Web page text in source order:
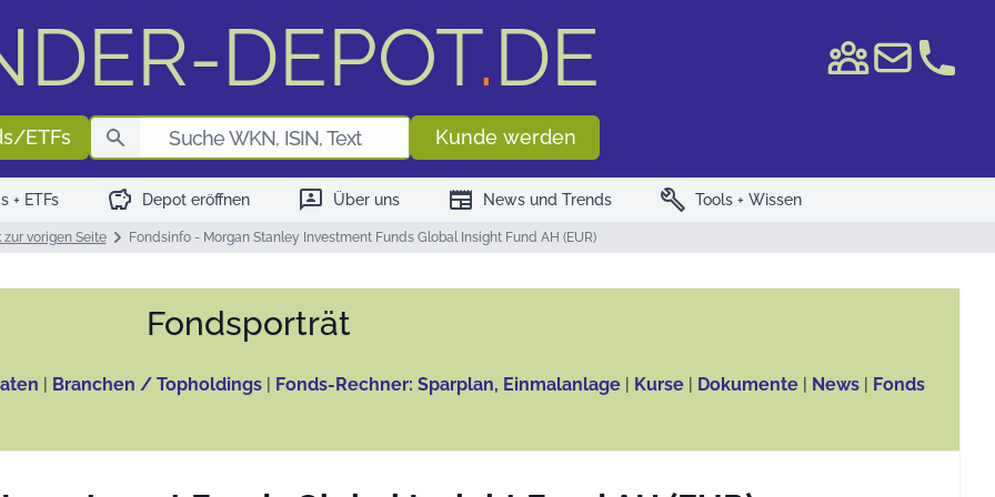
DEPOT.DE
ETFs Fondssuche WKN/ISIN
Kunde werden
+ ETFs savings Depot eröffnen 3p Über uns newspaper News und Trends build Tools + Wissen
zur vorigen Seite Fondsinfo - Morgan Stanley Investment Funds Global Insight Fund AH (EUR)
Fonds­porträt
| Branchen / Topholdings | Fonds-Rechner: Sparplan, Einmalanlage | Kurse | Dokumente | News | Fonds